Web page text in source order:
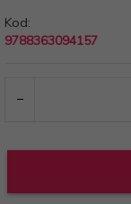
Kod:
9788363094157